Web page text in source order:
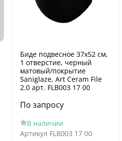
Биде подвесное 37х52 см,
1 отверстие, черный
матовый/покрытие
Saniglaze, Art Ceram File
2.0 арт. FLB003 17 00
По запросу
В наличии
Артикул FLB003 17 00